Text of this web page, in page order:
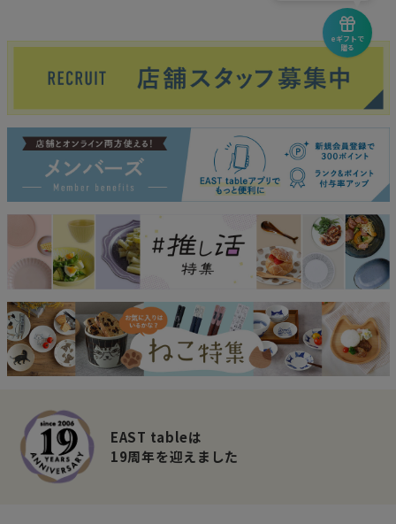
EAST tableは
19周年を迎えました
eギフトで
贈る